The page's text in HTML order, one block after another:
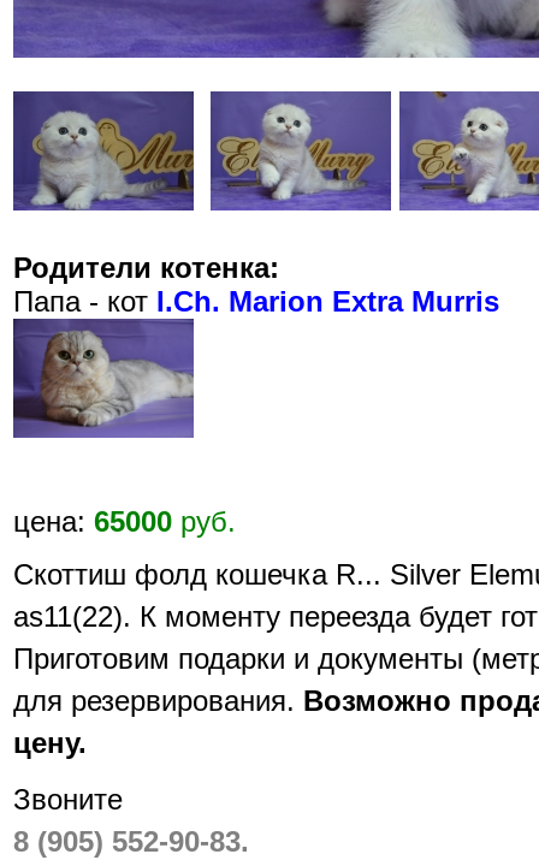
Родители котенка:
Папа - кот I.Ch. Marion Extra Murris
цена: 65000 руб.
Скоттиш фолд кошечка R... Silver
аs11(22). К моменту переезда будет
Приготовим подарки и документы
для резервирования. Возможно
цену.
Звоните
8 (905) 552-90-83.